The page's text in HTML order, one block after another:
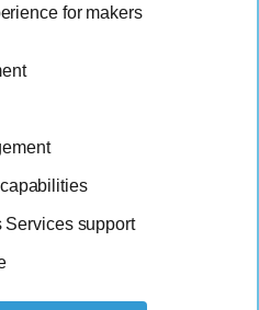
for makers
Services support